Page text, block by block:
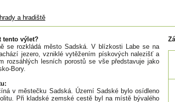
a hradiště
tento výlet?
se rozkládá město Sadská. V blízkosti Labe se na
jezero, vzniklé vytěžením pískových nalezišť a
rozsáhlých lesních porostů se vše představuje jako
Bory.
v městečku Sadská. Území Sadské bylo osídleno
Při kladské zemské cestě byl na místě bývalého